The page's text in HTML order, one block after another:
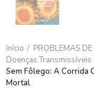
Início
PROBLEMAS
Doenças Transmissíveis
Sem Fôlego: A Corrida
Mortal